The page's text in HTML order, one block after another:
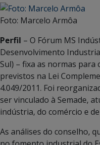
Foto: Marcelo Armôa
Perfil – O Fórum MS
Desenvolvimento
Sul) – fixa as normas para
previstos na Lei
4.049/2011. Foi
ser vinculado à Semade,
indústria, do comércio e
As análises do conselho,